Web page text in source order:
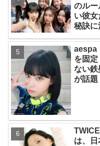
のルー
い彼
秘訣に
aespa
を固
ない
が話題
は、